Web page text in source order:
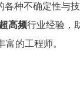
各种不确定性与
高频行业经验，
富的工程师。